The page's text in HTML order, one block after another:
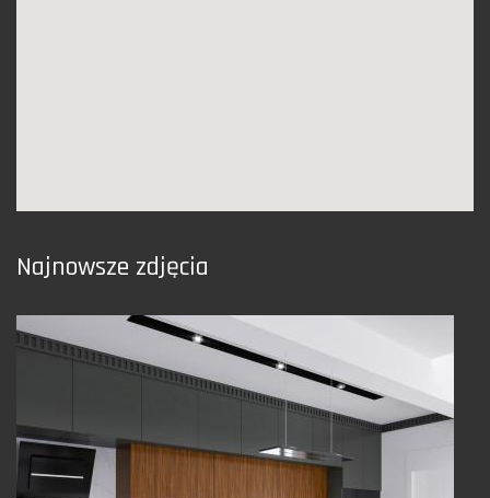
Najnowsze zdjęcia